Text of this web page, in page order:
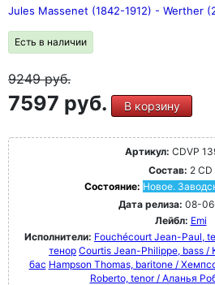
Jules Massenet (1842-1912) - Werther
Есть в наличии
9249руб.
7597 руб. В корзину
Артикул: CDVP
Состав: 2 CD
Состояние: Новое.
Дата релиза: 08-
Лейбл: Emi
Исполнители: Fouchécourt Jean-Paul,
тенор Courtis Jean-Philippe, bass
бас Hampson Thomas, baritone /
Roberto, tenor / Аланья